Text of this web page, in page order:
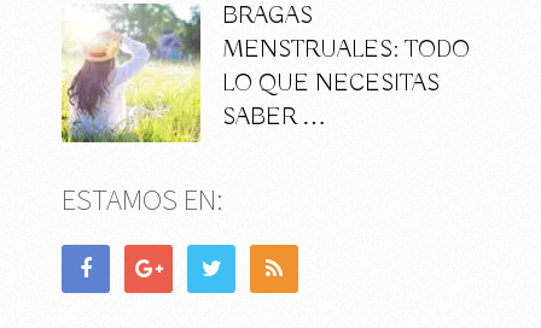
BRAGAS
MENSTRUALES: TODO
LO QUE NECESITAS
SABER …
ESTAMOS EN: